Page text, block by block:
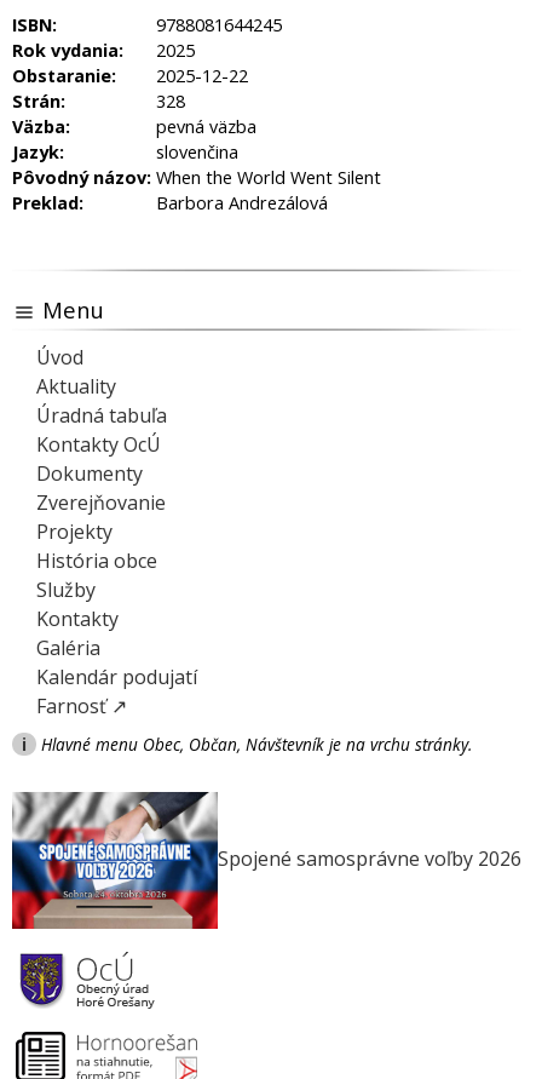
ISBN:
9788081644245
Rok vydania:
2025
Obstaranie:
2025-12-22
Strán:
328
Väzba:
pevná väzba
Jazyk:
slovenčina
Pôvodný názov: When the World Went Silent
Preklad:
Barbora Andrezálová
Menu
Úvod
Aktuality
Úradná tabuľa
Kontakty OcÚ
Dokumenty
Zverejňovanie
Projekty
História obce
Služby
Kontakty
Galéria
Kalendár podujatí
Farnosť ↗
i Hlavné menu Obec, Občan, Návštevník je na vrchu stránky.
Spojené samosprávne voľby 2026